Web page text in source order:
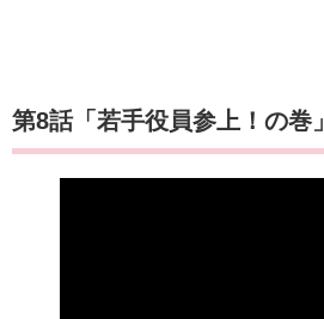
第8話「若手役員参上！の巻」